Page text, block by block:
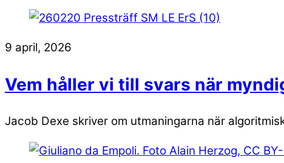
9 april, 2026
Vem håller vi till svars när
Jacob Dexe skriver om utmaningarna när